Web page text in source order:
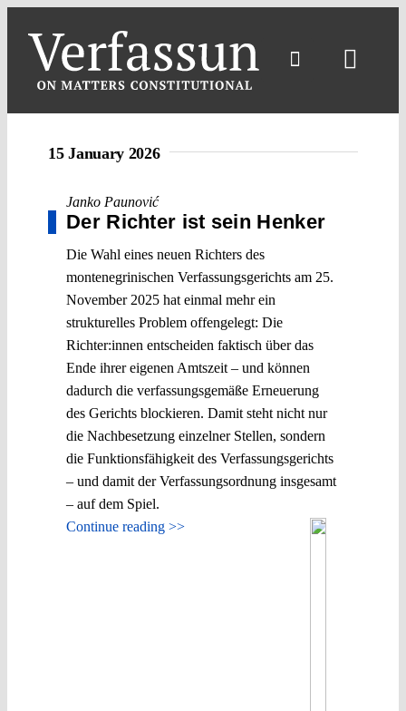
content
15 January 2026
Janko Paunović
Der Richter ist sein Henker
Die Wahl eines neuen Richters des
montenegrinischen Verfassungsgerichts am 25.
November 2025 hat einmal mehr ein
strukturelles Problem offengelegt: Die
Richter:innen entscheiden faktisch über das
Ende ihrer eigenen Amtszeit – und können
dadurch die verfassungsgemäße Erneuerung
des Gerichts blockieren. Damit steht nicht nur
die Nachbesetzung einzelner Stellen, sondern
die Funktionsfähigkeit des Verfassungsgerichts
– und damit der Verfassungsordnung insgesamt
– auf dem Spiel.
Continue reading >>